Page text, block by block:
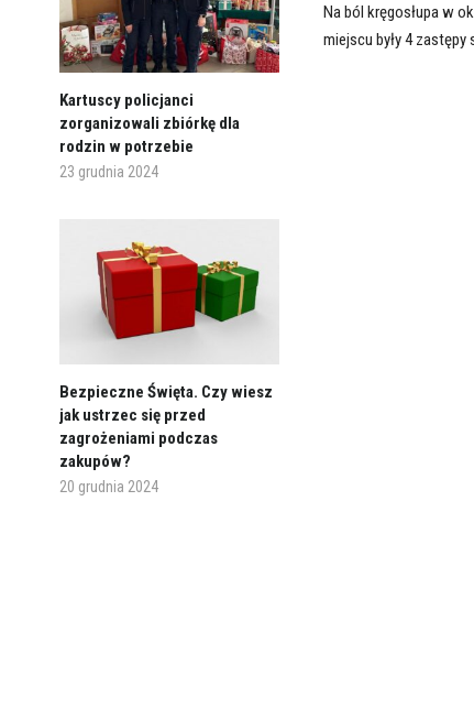
Kartuscy policjanci
zorganizowali zbiórkę dla
rodzin w potrzebie
23 grudnia 2024
Bezpieczne Święta. Czy wiesz
jak ustrzec się przed
zagrożeniami podczas
zakupów?
20 grudnia 2024
Na ból kręgosłupa w
miejscu były 4